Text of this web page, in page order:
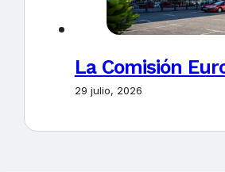
La Comisión
29 julio, 2026